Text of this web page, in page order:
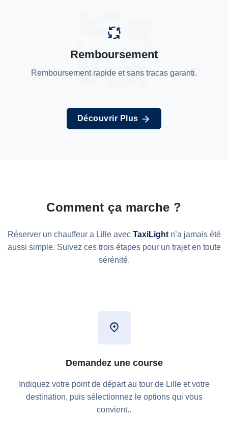
Remboursement
Remboursement rapide et sans tracas garanti.
Découvrir Plus
Comment ça marche ?
Réserver un chauffeur a Lille avec TaxiLightn’a jamais été
aussi simple. Suivez ces trois étapes pour un trajet en toute
sérénité.
Demandez une course
Indiquez votre point de départ au tour de Lille et votre
destination, puis sélectionnez le options qui vous
convient..